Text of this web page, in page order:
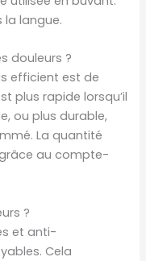
la langue.
douleurs ?
efficient est de
plus rapide lorsqu’il
ou plus durable,
La quantité
au compte-
?
et anti-
Cela